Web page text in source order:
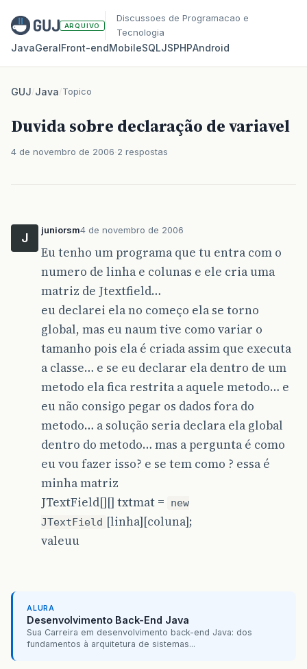
ARQUIVO
Discussoes de Programacao e
Tecnologia
JavaGeralFront‑endMobileSQLJSPHPAndroid
GUJ/Java/Topico
Duvida sobre declaração de variavel
4 de novembro de 2006 2 respostas
J
juniorsm4 de novembro de 2006
Eu tenho um programa que tu entra com o
numero de linha e colunas e ele cria uma
matriz de Jtextfield…
eu declarei ela no começo ela se torno
global, mas eu naum tive como variar o
tamanho pois ela é criada assim que executa
a classe… e se eu declarar ela dentro de um
metodo ela fica restrita a aquele metodo… e
eu não consigo pegar os dados fora do
metodo… a solução seria declara ela global
dentro do metodo… mas a pergunta é como
eu vou fazer isso? e se tem como ? essa é
minha matriz
JTextField[][] txtmat =
new
JTextField [linha][coluna];
valeuu
ALURA
Desenvolvimento Back-End Java
Sua Carreira em desenvolvimento back-end Java: dos
fundamentos à arquitetura de sistemas...